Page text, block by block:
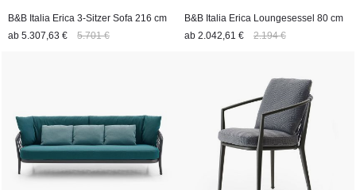
B&B Italia Erica 3-Sitzer Sofa 216 cm
ab 5.307,63 € 5.701 €
B&B Italia Erica Loungesessel 80 cm
ab 2.042,61 € 2.194 €